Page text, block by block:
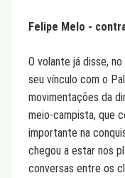
Felipe Melo -
O volante já disse,
seu vínculo com o
movimentações da
meio-campista, que
importante na
chegou a estar nos
conversas entre os